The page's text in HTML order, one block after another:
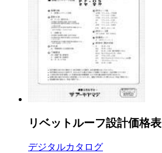
リベットルーフ設計価格表
デジタルカタログ